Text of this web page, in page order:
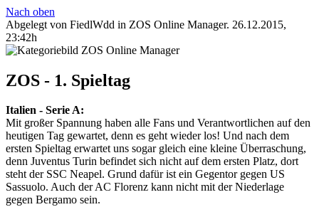
Nach oben
Abgelegt von FiedlWdd in ZOS Online Manager. 26.12.2015,
23:42h
ZOS - 1. Spieltag
Italien - Serie A:
Mit großer Spannung haben alle Fans und Verantwortlichen auf den
heutigen Tag gewartet, denn es geht wieder los! Und nach dem
ersten Spieltag erwartet uns sogar gleich eine kleine Überraschung,
denn Juventus Turin befindet sich nicht auf dem ersten Platz, dort
steht der SSC Neapel. Grund dafür ist ein Gegentor gegen US
Sassuolo. Auch der AC Florenz kann nicht mit der Niederlage
gegen Bergamo sein.